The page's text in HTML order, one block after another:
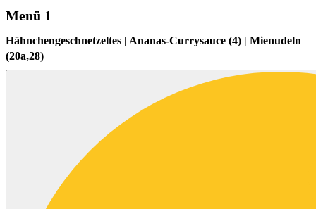
Menü 1
Hähnchengeschnetzeltes | Ananas-Currysauce (4) | Mienudeln
(20a,28)